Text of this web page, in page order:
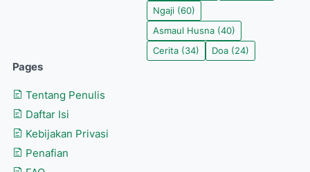
Ngaji (60)
Asmaul Husna (40)
Cerita (34) Doa (24)
Pages
Tentang Penulis
Daftar Isi
Kebijakan Privasi
Penafian